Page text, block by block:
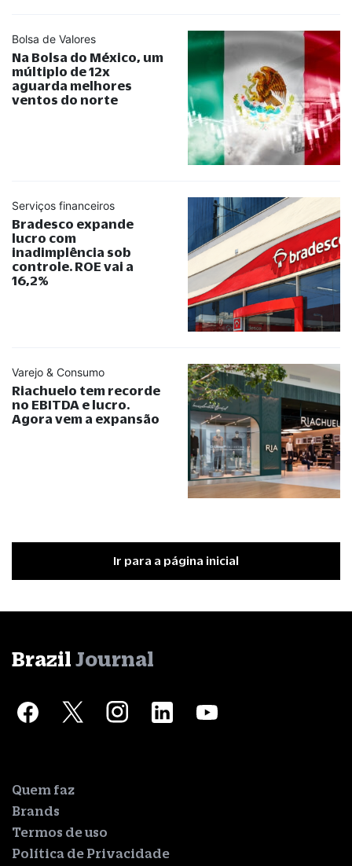
Bolsa de Valores
Na Bolsa do México, um
múltiplo de 12x
aguarda melhores
ventos do norte
Serviços financeiros
Bradesco expande
lucro com
inadimplência sob
controle. ROE vai a
16,2%
Varejo & Consumo
Riachuelo tem recorde
no EBITDA e lucro.
Agora vem a expansão
Ir para a página inicial
Brazil Journal
Quem faz
Brands
Termos de uso
Política de Privacidade